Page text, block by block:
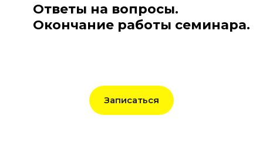
Ответы на вопросы.
Окончание работы семинара.
Записаться